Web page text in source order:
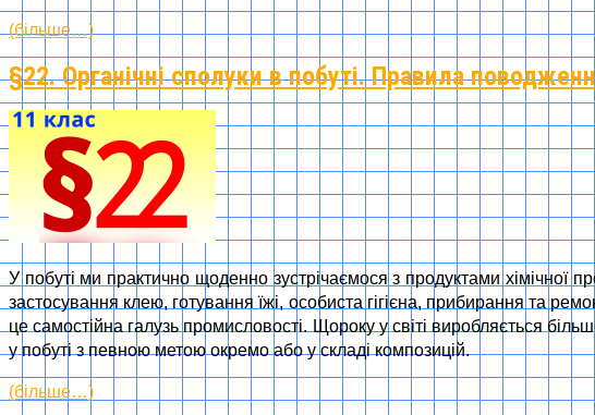
(більше…)
§22. Органічні сполуки в побуті. Правила
У побуті ми практично щоденно зустрічаємося з продуктами хімічної
застосування клею, готування їжі, особиста гігієна, прибирання та
це самостійна галузь промисловості. Щороку у світі виробляється
у побуті з певною метою окремо або у складі композицій.
(більше…)